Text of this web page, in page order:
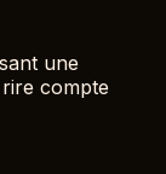
une
compte